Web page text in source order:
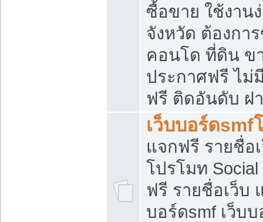
ซื้อขาย ใช้งาน
จังหวัด ต้องกา
คอนโด ที่ดิน ข
ประกาศฟรี ไม่
ฟรี ติดอันดับ ฝ
เว็บบอร์ดsmf
แจกฟรี รายชื่อ
โปรโมท
ฟรี รายชื่อเว็บ
บอร์ดsmf เว็บ